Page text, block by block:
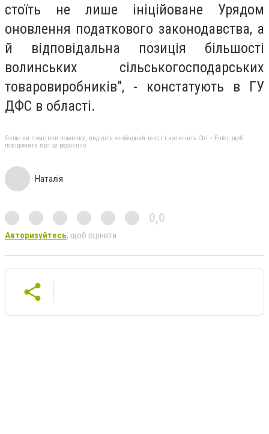
стоїть не лише ініційоване Урядом
оновлення податкового законодавства, а
й відповідальна позиція більшості
волинських сільськогосподарських
товаровиробників", - констатують в ГУ
ДФС в області.
Якщо ви помітили помилку, виділіть необхідний текст і натисніть Ctrl + Enter, щоб
повідомити про це редакцію
Наталія
0,0
Авторизуйтесь, щоб оцінити